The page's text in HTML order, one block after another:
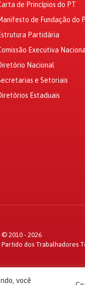
de Princípios do PT
de Fundação do
Partidária
Executiva
Nacional
e Setoriais
Estaduais
© 2010 - 2026
Partido dos Trabalhadores
você